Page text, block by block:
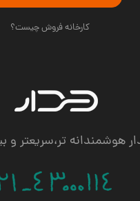
کارخانه فروش چیست؟
هوشمندانه تر،سریعتر و